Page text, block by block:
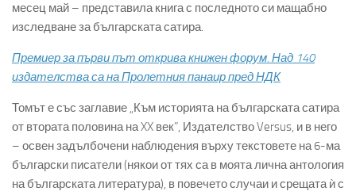
месец май – представила книга с последното си мащабно
изследване за българската сатира.
Премиер за първи път открива книжен форум. Над 140
издателства са на Пролетния панаир пред НДК
Томът е със заглавие „Към историята на българската сатира
от втората половина на XX век”, Издателство Versus, и в него
– освен задълбочени наблюдения върху текстовете на 6-ма
български писатели (някои от тях са в моята лична антология
на българската литература), в повечето случаи и срещата ѝ с